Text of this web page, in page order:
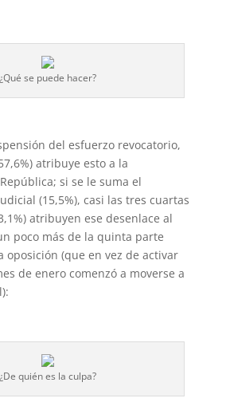
¿Qué se puede hacer?
del esfuerzo revocatorio,
atribuye esto a la
si se le suma el
(15,5%), casi las tres cuartas
atribuyen ese desenlace al
poco más de la quinta parte
oposición (que en vez de activar
de enero comenzó a moverse a
¿De quién es la culpa?